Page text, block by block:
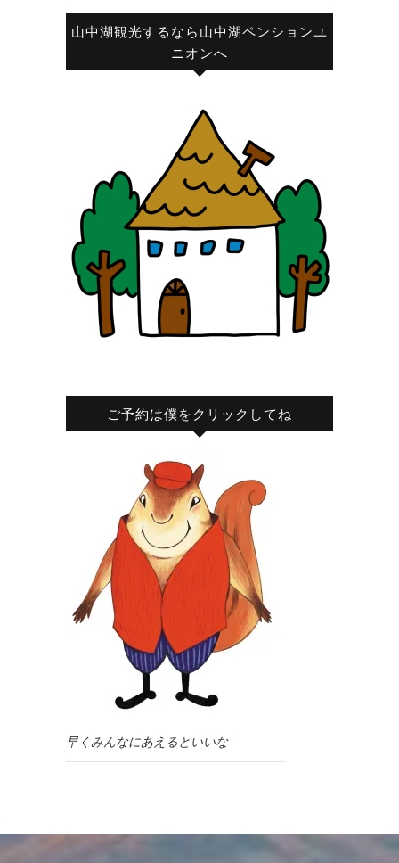
山中湖観光するなら山中湖ペンションユ
ニオンへ
ご予約は僕をクリックしてね
早くみんなにあえるといいな